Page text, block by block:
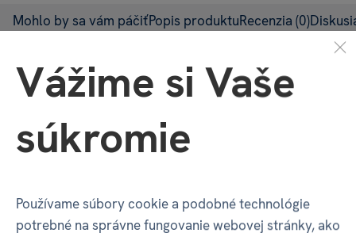
Mohlo by sa vám páčiťPopis produktuRecenzia (0)
Mohlo by sa vám páčiť
Vážime si Vaše
súkromie
Používame súbory cookie a podobné technológie
potrebné na správne fungovanie webovej stránky, ako